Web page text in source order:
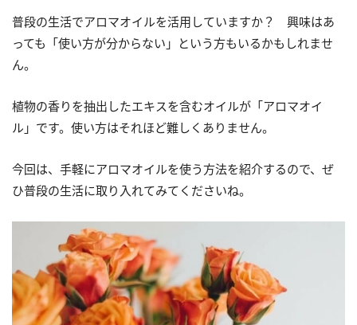
普段の生活でアロマオイルを活用していますか？ 興味はあ
っても「使い方が分からない」という方もいるかもしれませ
ん。
植物の香りを抽出したエキスを含むオイルが「アロマオイ
ル」です。使い方はそれほど難しくありません。
今回は、手軽にアロマオイルを使う方法を紹介するので、ぜ
ひ普段の生活に取り入れてみてくださいね。